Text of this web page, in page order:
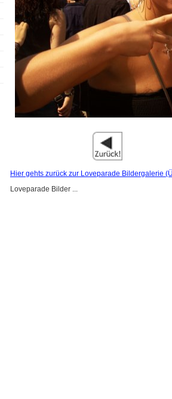
Hier gehts zurück zur Loveparade Bildergalerie
Loveparade Bilder ...